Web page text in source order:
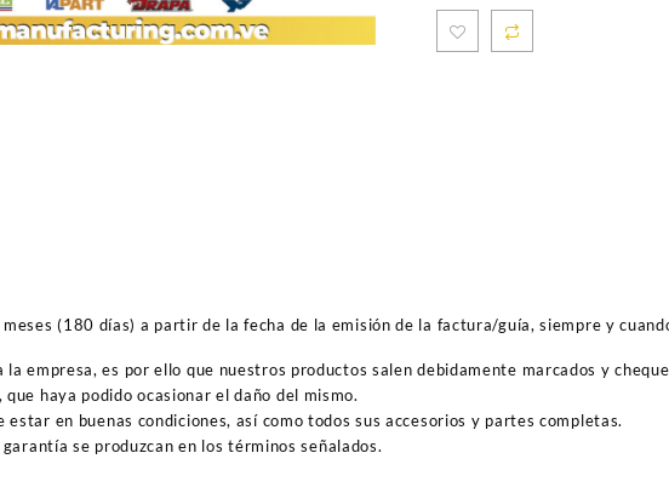
(180 días) a partir de la fecha de la emisión de la factura/guía, siempre y
empresa, es por ello que nuestros productos salen debidamente marcados y
haya podido ocasionar el daño del mismo.
en buenas condiciones, así como todos sus accesorios y partes completas.
se produzcan en los términos señalados.